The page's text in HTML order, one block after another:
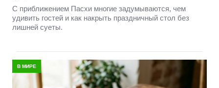
С приближением Пасхи многие задумываются, чем
удивить гостей и как накрыть праздничный стол без
лишней суеты.
В МИРЕ